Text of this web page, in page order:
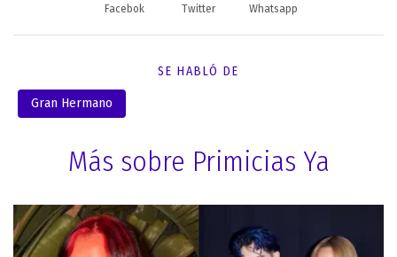
Facebok Twitter Whatsapp
SE HABLÓ DE
Gran Hermano
Más sobre Primicias Ya